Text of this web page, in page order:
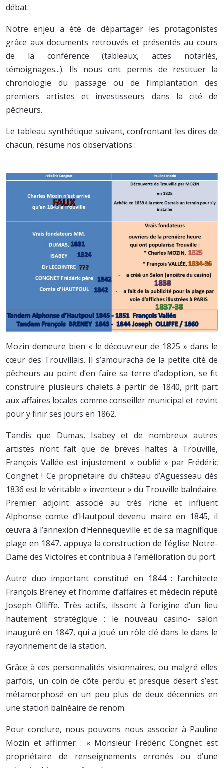
débat.
Notre enjeu a été de départager les protagonistes
grâce aux documents retrouvés et présentés au cours
de la conférence (tableaux, actes notariés,
témoignages...). Ils nous ont permis de restituer la
chronologie du passage ou de l’implantation des
premiers artistes et investisseurs dans la cité de
pêcheurs.
Le tableau synthétique suivant, confrontant les dires de
chacun, résume nos observations :
Mozin demeure bien « le découvreur de 1825 » dans le
cœur des Trouvillais. Il s’amouracha de la petite cité de
pêcheurs au point d’en faire sa terre d’adoption, se fit
construire plusieurs chalets à partir de 1840, prit part
aux affaires locales comme conseiller municipal et revint
pour y finir ses jours en 1862.
Tandis que Dumas, Isabey et de nombreux autres
artistes n’ont fait que de brèves haltes à Trouville,
François Vallée est injustement « oublié » par Frédéric
Congnet ! Ce propriétaire du château d’Aguesseau dès
1836 est le véritable « inventeur » du Trouville balnéaire.
Premier adjoint associé au très riche et influent
Alphonse comte d’Hautpoul devenu maire en 1845, il
œuvra à l’annexion d’Hennequeville et de sa magnifique
plage en 1847, appuya la construction de l’église Notre-
Dame des Victoires et contribua à l’amélioration du port.
Autre duo important constitué en 1844 : l’architecte
François Breney et l’homme d’affaires et médecin réputé
Joseph Olliffe. Très actifs, ilssont à l’origine d’un lieu
hautement stratégique : le nouveau casino- salon
inauguré en 1847, qui a joué un rôle clé dans le dans le
rayonnement de la station.
Grâce à ces personnalités visionnaires, ou malgré elles
parfois, un coin de côte perdu et presque désert s’est
métamorphosé en un peu plus de deux décennies en
une station balnéaire de renom.
Pour conclure, nous pouvons nous associer à Pauline
Mozin et affirmer : « Monsieur Frédéric Congnet est
propriétaire de renseignements erronés ou d’une